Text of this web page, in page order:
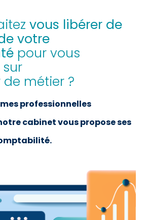
vous libérer de
votre
pour vous
métier ?
professionnelles
cabinet vous propose ses